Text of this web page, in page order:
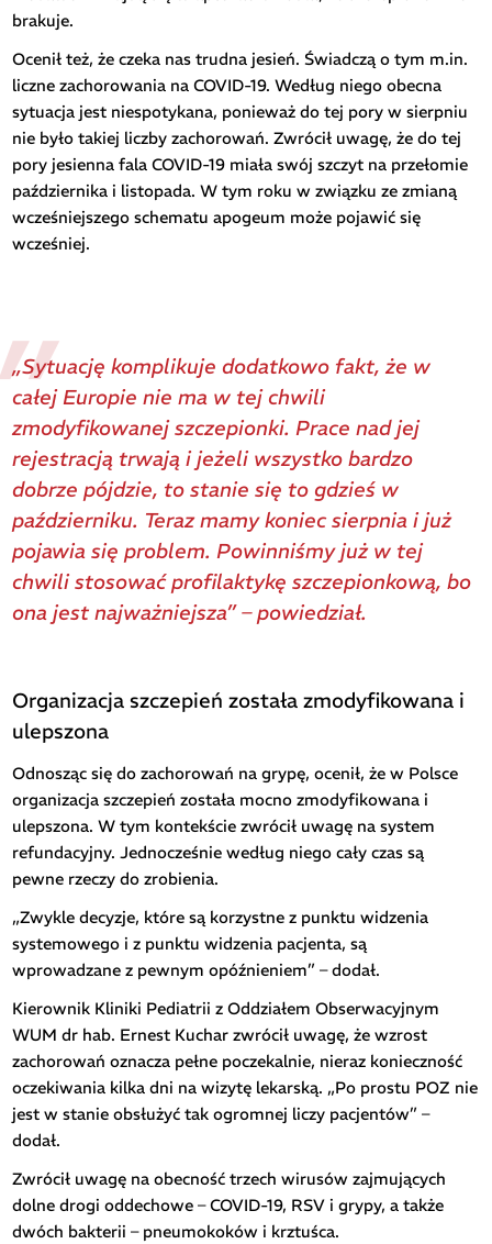
brakuje.
Ocenił też, że czeka nas trudna jesień. Świadczą o tym m.in.
liczne zachorowania na COVID-19. Według niego obecna
sytuacja jest niespotykana, ponieważ do tej pory w sierpniu
nie było takiej liczby zachorowań. Zwrócił uwagę, że do tej
pory jesienna fala COVID-19 miała swój szczyt na przełomie
października i listopada. W tym roku w związku ze zmianą
wcześniejszego schematu apogeum może pojawić się
wcześniej.
„Sytuację komplikuje dodatkowo fakt, że w
całej Europie nie ma w tej chwili
zmodyfikowanej szczepionki. Prace nad jej
rejestracją trwają i jeżeli wszystko bardzo
dobrze pójdzie, to stanie się to gdzieś w
październiku. Teraz mamy koniec sierpnia i już
pojawia się problem. Powinniśmy już w tej
chwili stosować profilaktykę szczepionkową, bo
ona jest najważniejsza” – powiedział.
Organizacja szczepień została zmodyfikowana i
ulepszona
Odnosząc się do zachorowań na grypę, ocenił, że w Polsce
organizacja szczepień została mocno zmodyfikowana i
ulepszona. W tym kontekście zwrócił uwagę na system
refundacyjny. Jednocześnie według niego cały czas są
pewne rzeczy do zrobienia.
„Zwykle decyzje, które są korzystne z punktu widzenia
systemowego i z punktu widzenia pacjenta, są
wprowadzane z pewnym opóźnieniem” – dodał.
Kierownik Kliniki Pediatrii z Oddziałem Obserwacyjnym
WUM dr hab. Ernest Kuchar zwrócił uwagę, że wzrost
zachorowań oznacza pełne poczekalnie, nieraz konieczność
oczekiwania kilka dni na wizytę lekarską. „Po prostu POZ nie
jest w stanie obsłużyć tak ogromnej liczy pacjentów” –
dodał.
Zwrócił uwagę na obecność trzech wirusów zajmujących
dolne drogi oddechowe – COVID-19, RSV i grypy, a także
dwóch bakterii – pneumokoków i krztuśca.